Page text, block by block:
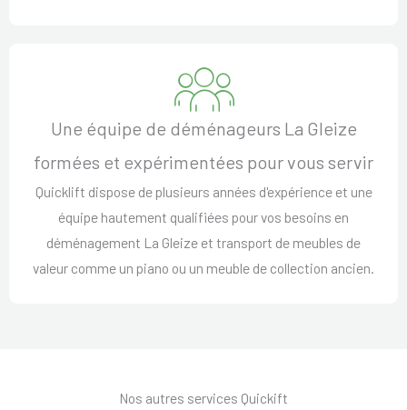
Une équipe de déménageurs La Gleize
formées et expérimentées pour vous servir
Quicklift dispose de plusieurs années d'expérience et une
équipe hautement qualifiées pour vos besoins en
déménagement La Gleize et transport de meubles de
valeur comme un piano ou un meuble de collection ancien.
Nos autres services Quickift